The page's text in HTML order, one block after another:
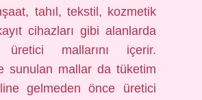
tahıl, tekstil, kozmetik
cihazları gibi alanlarda
üretici mallarını içerir.
sunulan mallar da tüketim
gelmeden önce üretici